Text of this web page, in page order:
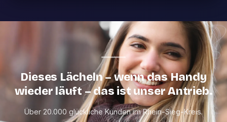
Dieses Lächeln – wenn das Handy
wieder läuft – das ist unser Antrieb.
Über 20.000 glückliche Kunden im Rhein-Sieg-Kreis.